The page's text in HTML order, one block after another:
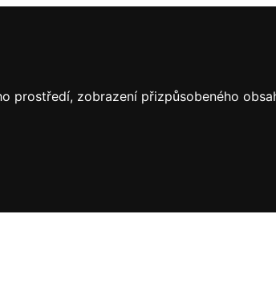
prostředí, zobrazení přizpůsobeného